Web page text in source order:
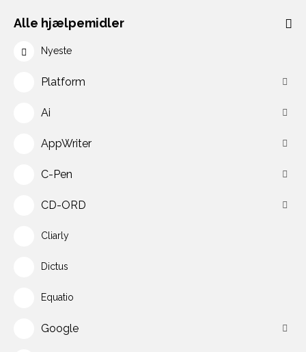
Alle hjælpemidler
Nyeste
Platform
Ai
AppWriter
C-Pen
CD-ORD
Cliarly
Dictus
Equatio
Google